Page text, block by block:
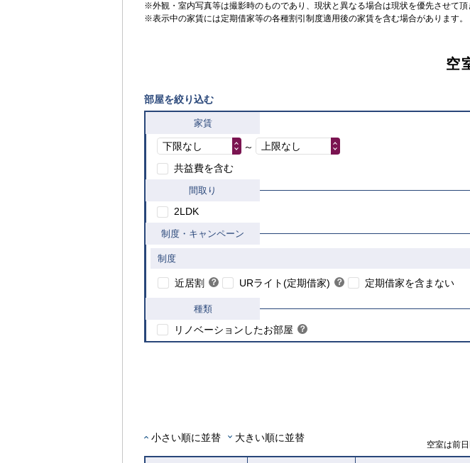
※外観・室内写真等は撮影時のものであり、現状と異なる場合は現状を優先させて頂
※表示中の家賃には定期借家等の各種割引制度適用後の家賃を含む場合があります。
空
部屋を絞り込む
家賃
下限なし ～
上限なし
共益費を含む
間取り
2LDK
制度・キャンペーン
制度
近居割 ？
ン
ト
URライト(定期借家) ？
ン
定期借家を含まない
種類
リノベーションしたお部屋 ？
ヒ
こちら
部小さい順に並替 大きい順に並替
空室は前